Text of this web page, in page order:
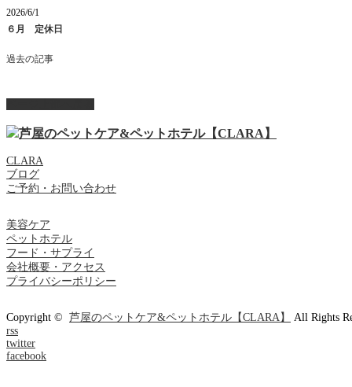
2026/6/1
６月 定休日
過去の記事
CLARA
ブログ
ご予約・お問い合わせ
美容ケア
ペットホテル
フード・サプライ
会社概要・アクセス
プライバシーポリシー
Copyright © 芦屋のペットケア&ペットホテル【CLARA】
All Rights
rss
twitter
facebook